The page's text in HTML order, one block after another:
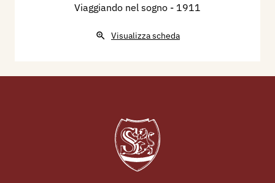
Viaggiando nel sogno - 1911
Visualizza scheda